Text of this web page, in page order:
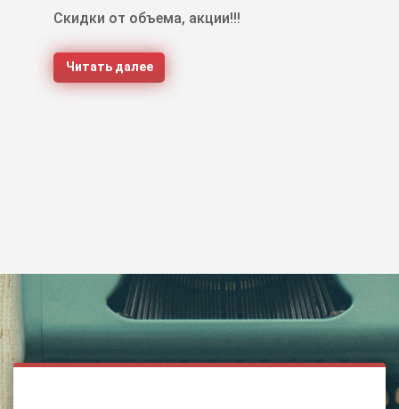
Скидки от объема, акции!!!
Читать далее